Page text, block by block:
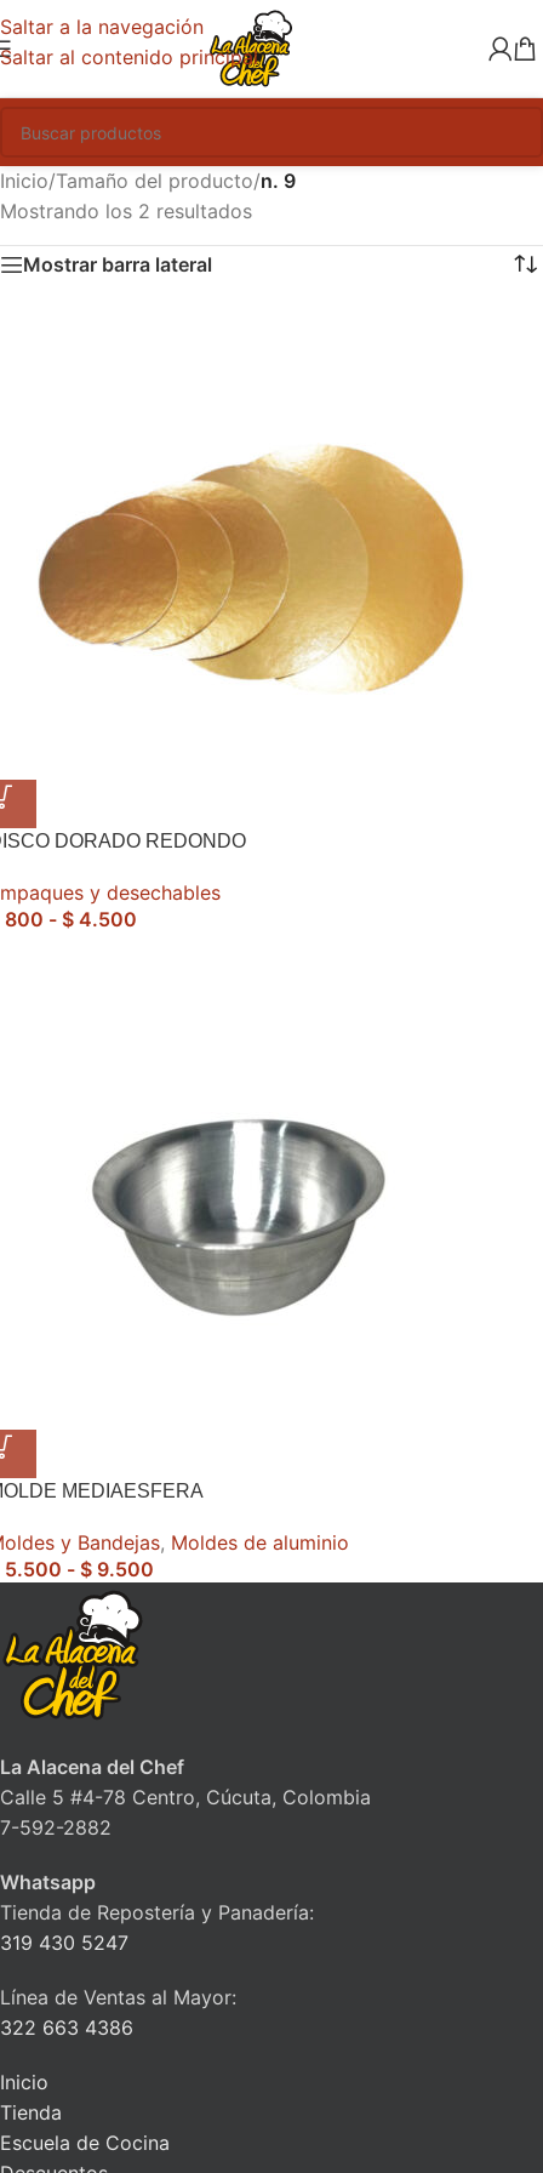
Saltar a la navegación
Saltar al contenido principal
Inicio/Tamaño del producto/n. 9
Mostrando los 2 resultados
Mostrar barra lateral
DORADO REDONDO
y desechables
800 - $ 4.500
MEDIAESFERA
y Bandejas, Moldes de aluminio
5.500 - $ 9.500
La Alacena del Chef
Calle 5 #4-78 Centro, Cúcuta, Colombia
7-592-2882
Whatsapp
Tienda de Repostería y Panadería:
319 430 5247
Línea de Ventas al Mayor:
322 663 4386
Inicio
Tienda
Escuela de Cocina